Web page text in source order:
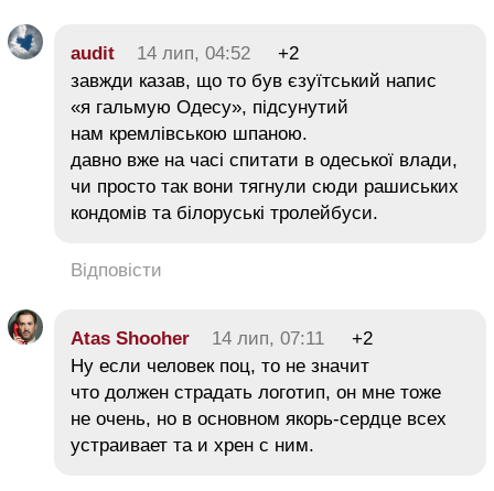
audit 14 лип, 04:52
+2
завжди казав, що то був єзуїтський напис
«я гальмую Одесу», підсунутий
нам кремлівською шпаною.
давно вже на часі спитати в одеської влади,
чи просто так вони тягнули сюди рашиських
кондомів та білоруські тролейбуси.
Відповісти
Atas Shooher 14 лип, 07:11
+2
Ну если человек поц, то не значит
что должен страдать логотип, он мне тоже
не очень, но в основном якорь-сердце всех
устраивает та и хрен с ним.